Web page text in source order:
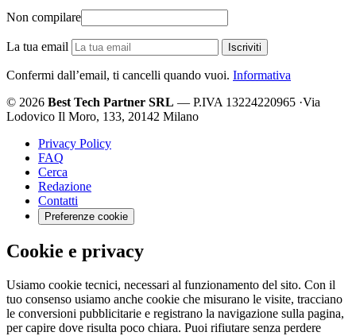
Non compilare
La tua email Iscriviti
Confermi dall’email, ti cancelli quando vuoi. Informativa
© 2026 Best Tech Partner SRL — P.IVA 13224220965 ·Via
Lodovico Il Moro, 133, 20142 Milano
Privacy Policy
FAQ
Cerca
Redazione
Contatti
Preferenze cookie
Cookie e privacy
Usiamo cookie tecnici, necessari al funzionamento del sito. Con il
tuo consenso usiamo anche cookie che misurano le visite, tracciano
le conversioni pubblicitarie e registrano la navigazione sulla pagina,
per capire dove risulta poco chiara. Puoi rifiutare senza perdere